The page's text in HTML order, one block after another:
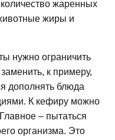
жаренных
жиры и
нужно ограничить
к примеру,
дополнять блюда
К кефиру можно
– пытаться
организма. Это